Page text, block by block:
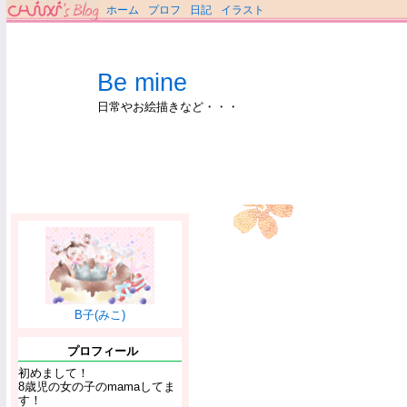
ホーム プロフ 日記 イラスト
Be mine
日常やお絵描きなど・・・
B子(みこ)
プロフィール
初めまして！
8歳児の女の子のmamaしてま
す！